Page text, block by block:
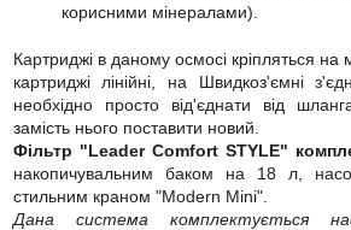
корисними мінералами).
Картриджі в даному осмосі кріпляться на
картриджі лінійні, на Швидкоз'ємні
необхідно просто від'єднати від
замість нього поставити новий.
Фільтр "Leader Comfort STYLE"
накопичувальним баком на 18 л,
стильним краном "Modern Mini".
Дана система комплектується